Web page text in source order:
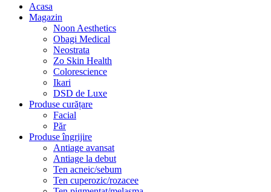
Acasa
Magazin
Noon Aesthetics
Obagi Medical
Neostrata
Zo Skin Health
Colorescience
Ikari
DSD de Luxe
Produse curățare
Facial
Păr
Produse îngrijire
Antiage avansat
Antiage la debut
Ten acneic/sebum
Ten cuperozic/rozacee